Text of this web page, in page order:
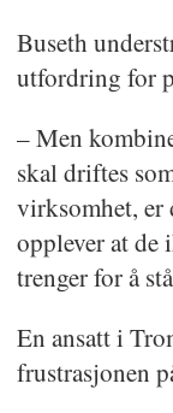
Buseth
utfordring for
– Men
skal driftes
virksomhet, er
opplever at de
trenger for å
En ansatt i
frustrasjonen